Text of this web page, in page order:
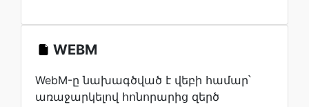
WEBM
WebM-ը նախագծված է վեբի համար՝
առաջարկելով հոնորարից զերծ